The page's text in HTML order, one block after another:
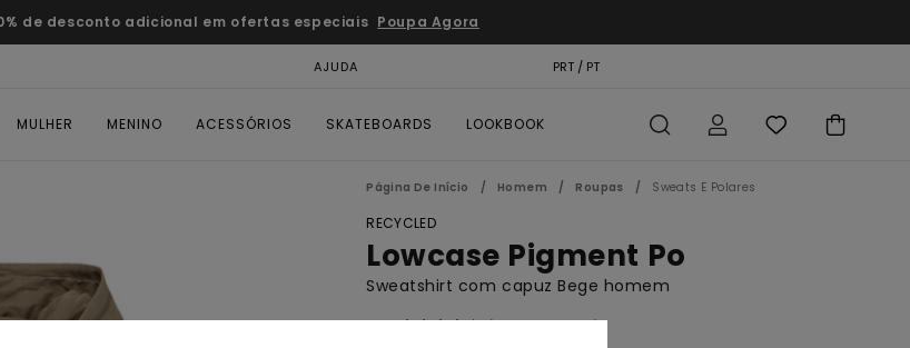
de desconto adicional em ofertas especiais Poupa Agora
AJUDA PRT / PT
MULHER MENINO ACESSÓRIOS SKATEBOARDS LOOKBOOK
Página De Início Homem Roupas Sweats E Polares
RECYCLED
Lowcase Pigment Po
Sweatshirt com capuz Bege homem
4.8